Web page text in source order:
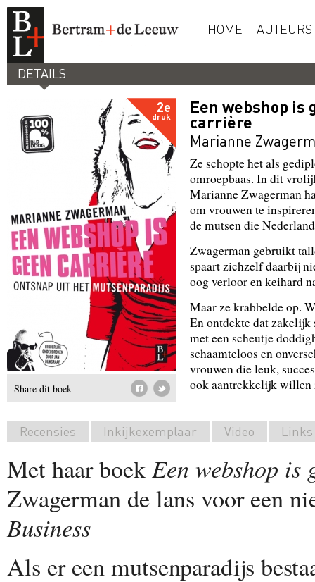
HOME AUTEURS
DETAILS
2e
druk
Share dit boek
Een webshop is
carrière
Marianne
Ze schopte het als
omroepbaas. In dit
Marianne Zwagerman
om vrouwen te
de mutsen die
Zwagerman gebruikt
spaart zichzelf daarbij
oog verloor en keihard
Maar ze krabbelde op.
En ontdekte dat
met een scheutje
schaamteloos en
vrouwen die leuk,
ook aantrekkelijk willen
Recensies Inkijkexemplaar Video Links
Met haar boek Een webshop is
Zwagerman de lans voor een
Business
Als er een mutsenparadijs